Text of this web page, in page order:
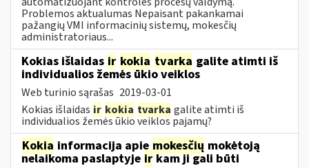
Problemos aktualumas Nepaisant pakankamai
pažangių VMI informacinių sistemų, mokesčių
administratoriaus...
Kokias išlaidas ir kokia tvarka galite atimti iš
individualios žemės ūkio veiklos
Web turinio sąrašas 2019-03-01
Kokias išlaidas ir kokia tvarka galite atimti iš
individualios žemės ūkio veiklos pajamų?
Kokia informacija apie mokesčių mokėtoją
nelaikoma paslaptyje irkam ji gali būti